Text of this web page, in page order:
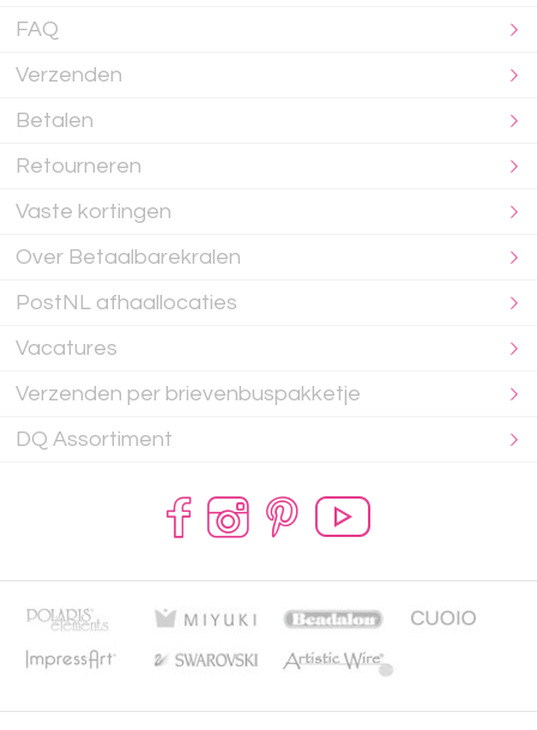
FAQ
Verzenden
Betalen
Retourneren
Vaste kortingen
Over Betaalbarekralen
PostNL afhaallocaties
Vacatures
Verzenden per brievenbuspakketje
DQ Assortiment